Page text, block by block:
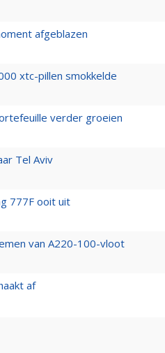
afgeblazen
xtc-pillen smokkelde
verder groeien
Tel Aviv
777F ooit uit
van A220-100-vloot
af